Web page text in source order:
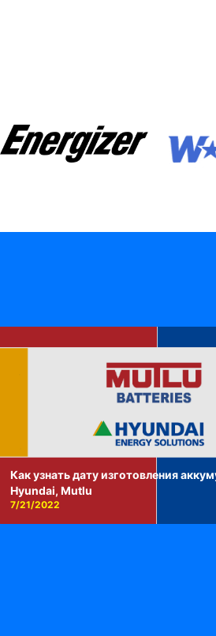
Как узнать дату изготовления
Hyundai, Mutlu
7/21/2022